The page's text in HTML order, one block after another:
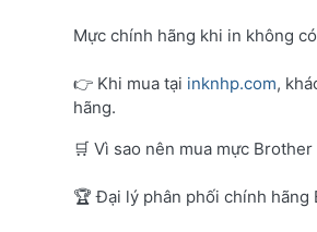
Mực chính hãng khi in không
👉 Khi mua tại inknhp.com,
hãng.
🛒 Vì sao nên mua mực
🏆 Đại lý phân phối chính hãng